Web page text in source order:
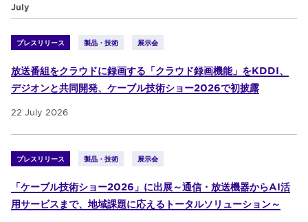
July
プレスリリース 製品・技術 展示会
放送番組をクラウドに録画する「クラウド録画機能」をKDDI、
デジオンと共同開発、ケーブル技術ショー2026で初披露
22 July 2026
プレスリリース 製品・技術 展示会
「ケーブル技術ショー2026」に出展～通信・放送機器からAI活
用サービスまで、地域課題に応えるトータルソリューション～